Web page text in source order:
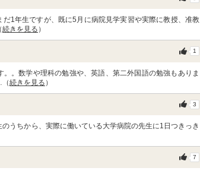
1年生ですが、既に5月に病院見学実習や実際に教授、准教
続きを見る ）
1
。数学や理科の勉強や、英語、第二外国語の勉強もありま
続きを見る ）
3
うちから、実際に働いている大学病院の先生に1日つきっき
7